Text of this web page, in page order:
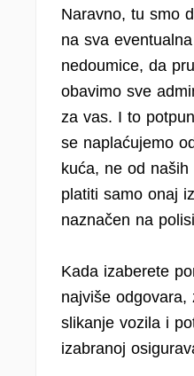
Naravno, tu smo
na sva
nedoumice, da
obavimo sve
za vas. I to
se naplaćujemo
kuća, ne od
platiti samo onaj
naznačen na
Kada izaberete
najviše odgovara,
slikanje vozila i
izabranoj